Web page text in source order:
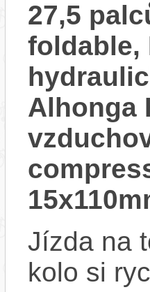
27,5
foldable,
Alhonga
Jízda na
kolo si